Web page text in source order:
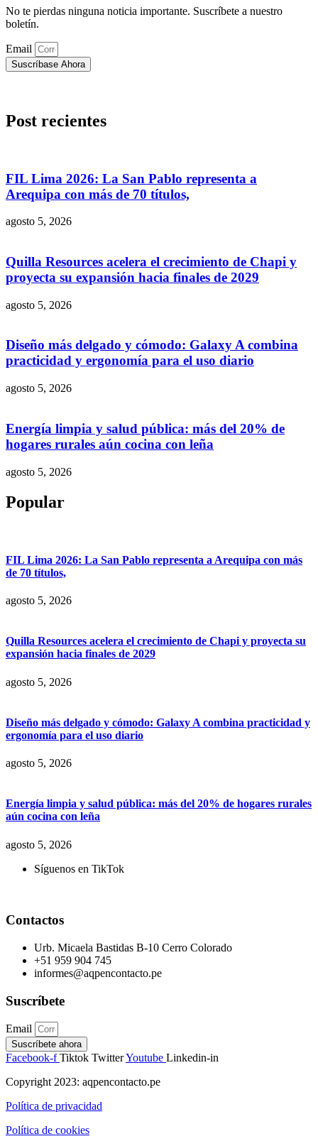
No te pierdas ninguna noticia importante. Suscríbete a nuestro
boletín.
Email
Suscríbase Ahora
Post recientes
FIL Lima 2026: La San Pablo representa a
Arequipa con más de 70 títulos,
agosto 5, 2026
Quilla Resources acelera el crecimiento de Chapi y
proyecta su expansión hacia finales de 2029
agosto 5, 2026
Diseño más delgado y cómodo: Galaxy A combina
practicidad y ergonomía para el uso diario
agosto 5, 2026
Energía limpia y salud pública: más del 20% de
hogares rurales aún cocina con leña
agosto 5, 2026
Popular
FIL Lima 2026: La San Pablo representa a Arequipa con más
de 70 títulos,
agosto 5, 2026
Quilla Resources acelera el crecimiento de Chapi y proyecta su
expansión hacia finales de 2029
agosto 5, 2026
Diseño más delgado y cómodo: Galaxy A combina practicidad y
ergonomía para el uso diario
agosto 5, 2026
Energía limpia y salud pública: más del 20% de hogares rurales
aún cocina con leña
agosto 5, 2026
Síguenos en TikTok
Contactos
Urb. Micaela Bastidas B-10 Cerro Colorado
+51 959 904 745
informes@aqpencontacto.pe
Suscríbete
Email
Suscríbete ahora
Facebook-f Tiktok TwitterYoutube Linkedin-in
Copyright 2023: aqpencontacto.pe
Política de privacidad
Política de cookies